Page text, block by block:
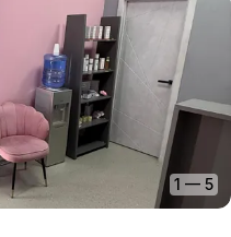
1 — 5